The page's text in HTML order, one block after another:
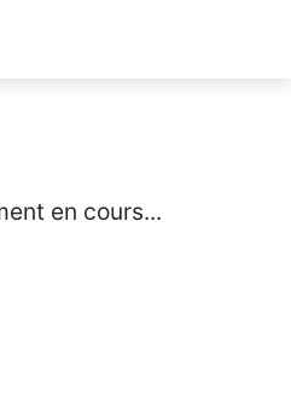
en cours...